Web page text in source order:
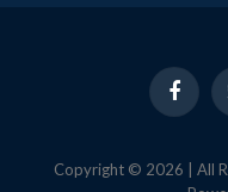
Copyright © 2026 | All